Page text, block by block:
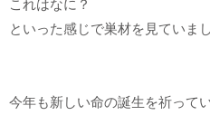
これはなに？
といった感じで巣材を見ていま
今年も新しい命の誕生を祈って